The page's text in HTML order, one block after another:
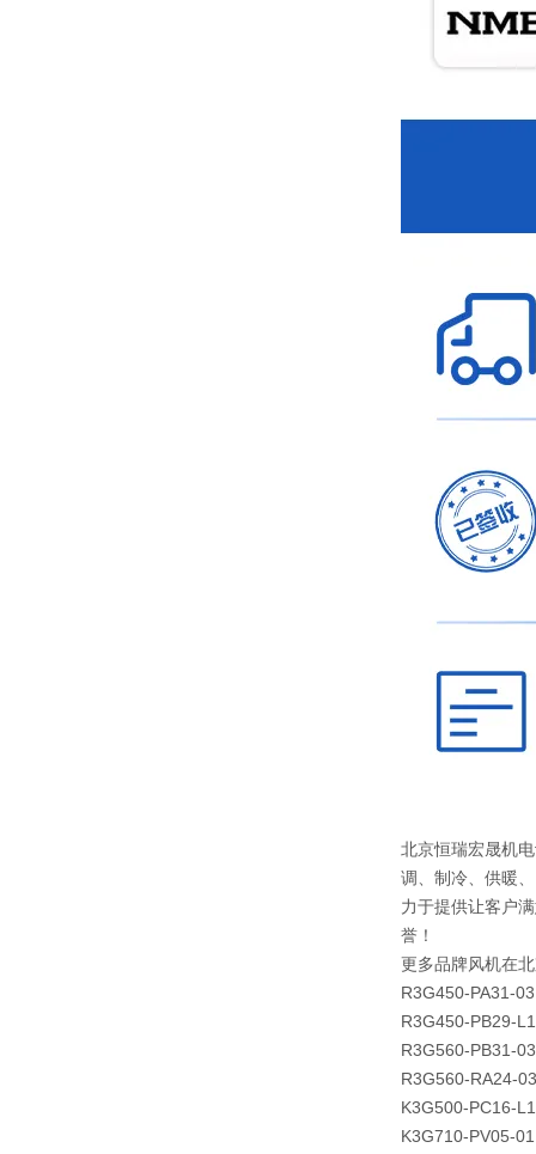
北京恒瑞宏晟机
调、制冷、供暖
力于提供让客户
誉！
更多品牌风机在
R3G450-PA31-03
R3G450-PB29-L1
R3G560-PB31-03
R3G560-RA24-03
K3G500-PC16-L1
K3G710-PV05-01